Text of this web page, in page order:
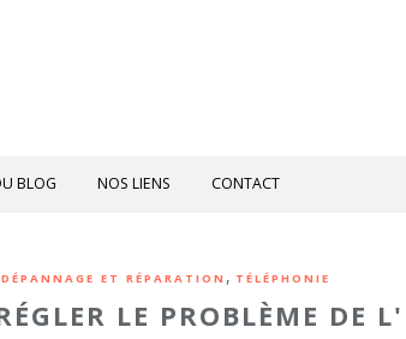
BLOG NOS LIENS CONTACT
DÉPANNAGE ET RÉPARATION , TÉLÉPHONIE
LE PROBLÈME DE